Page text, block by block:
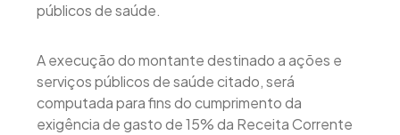
públicos de saúde.
A execução do montante destinado a ações e
serviços públicos de saúde citado, será
computada para fins do cumprimento da
exigência de gasto de 15% da Receita Corrente